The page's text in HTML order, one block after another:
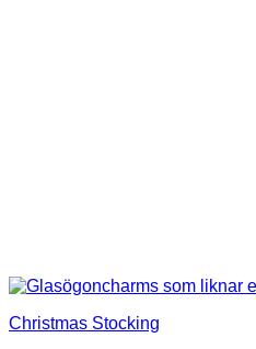
Christmas Stocking